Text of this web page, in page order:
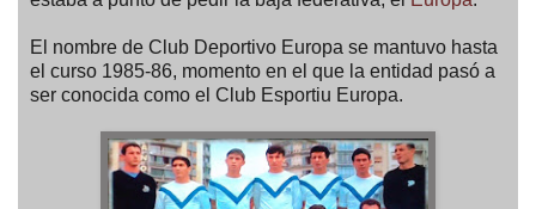
El nombre de Club Deportivo Europa se mantuvo hasta
el curso 1985-86, momento en el que la entidad pasó a
ser conocida como el Club Esportiu Europa.